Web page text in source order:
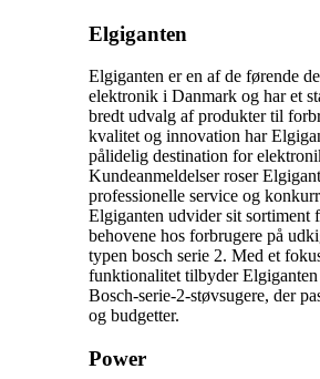
Elgiganten
Elgiganten er en af de førende
elektronik i Danmark og har et
bredt udvalg af produkter til
kvalitet og innovation har
pålidelig destination for
Kundeanmeldelser roser
professionelle service og
Elgiganten udvider sit sortiment
behovene hos forbrugere på
typen bosch serie 2. Med et
funktionalitet tilbyder
Bosch-serie-2-støvsugere, der
og budgetter.
Power